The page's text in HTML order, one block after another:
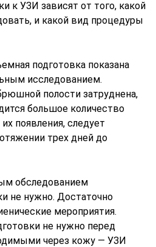
к УЗИ зависят от того, какой
и какой вид процедуры
подготовка показана
исследованием.
полости затруднена,
большое количество
появления, следует
трех дней до
обследованием
не нужно. Достаточно
мероприятия.
не нужно перед
через кожу — УЗИ